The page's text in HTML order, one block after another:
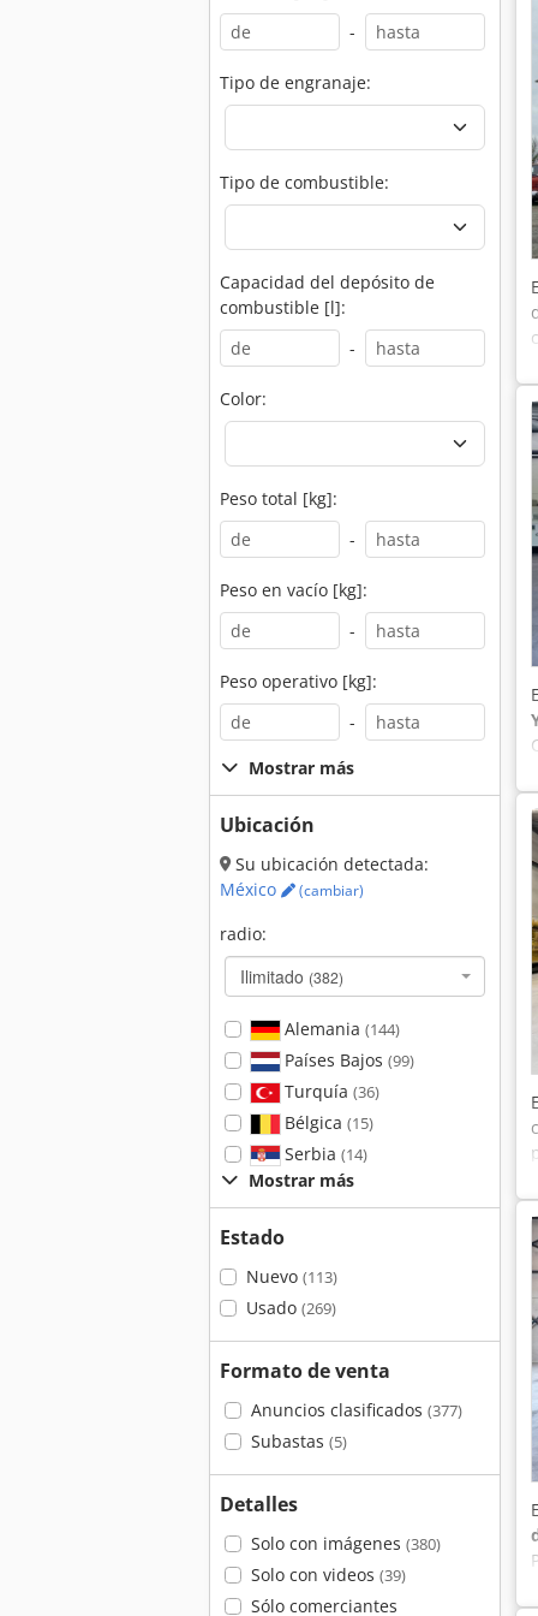
-
Tipo de engranaje:
Tipo de combustible:
Capacidad del depósito de
combustible [l]:
-
Color:
Peso total [kg]:
-
Peso en vacío [kg]:
-
Peso operativo [kg]:
-
Mostrar más
Ubicación
Su ubicación detectada:
México
(cambiar)
radio:
Ilimitado (382)
Alemania (144)
Países Bajos (99)
Turquía (36)
Bélgica (15)
Serbia (14)
Mostrar más
Estado
Nuevo (113)
Usado (269)
Formato de venta
Anuncios clasificados (377)
Subastas (5)
Detalles
Solo con imágenes (380)
Solo con videos (39)
Sólo comerciantes